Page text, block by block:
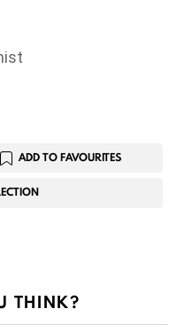
ADD TO FAVOURITES
THINK?